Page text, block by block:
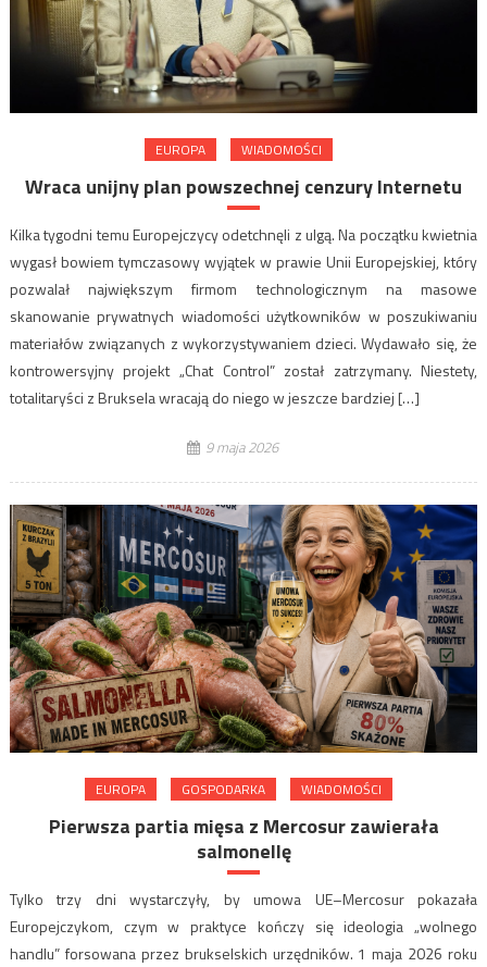
EUROPA WIADOMOŚCI
Wraca unijny plan powszechnej cenzury Internetu
Kilka tygodni temu Europejczycy odetchnęli z ulgą. Na początku kwietnia
wygasł bowiem tymczasowy wyjątek w prawie Unii Europejskiej, który
pozwalał największym firmom technologicznym na masowe
skanowanie prywatnych wiadomości użytkowników w poszukiwaniu
materiałów związanych z wykorzystywaniem dzieci. Wydawało się, że
kontrowersyjny projekt „Chat Control” został zatrzymany. Niestety,
totalitaryści z Bruksela wracają do niego w jeszcze bardziej […]
9 maja 2026
EUROPA GOSPODARKA WIADOMOŚCI
Pierwsza partia mięsa z Mercosur zawierała
salmonellę
Tylko trzy dni wystarczyły, by umowa UE–Mercosur pokazała
Europejczykom, czym w praktyce kończy się ideologia „wolnego
handlu” forsowana przez brukselskich urzędników. 1 maja 2026 roku